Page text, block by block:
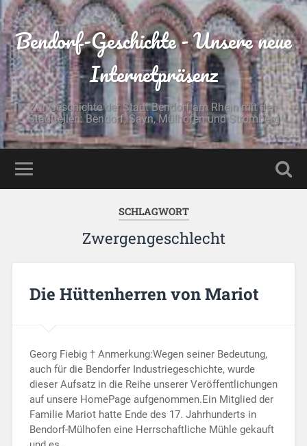
Bendorf-Geschichte - Unsere neue
Internetpräsenz
Zur Geschichte der Stadt Bendorf am Rhein mit den
Stadtteilen: Bendorf, Sayn, Mülhofen und Stromberg
SCHLAGWORT
Zwergengeschlecht
Die Hüttenherren von Mariot
Georg Fiebig † Anmerkung:Wegen seiner Bedeutung,
auch für die Bendorfer Industriegeschichte, wurde
dieser Aufsatz in die Reihe unserer Veröffentlichungen
auf unsere HomePage aufgenommen.Ein Mitglied der
Familie Mariot hatte Ende des 17. Jahrhunderts in
Bendorf-Mülhofen eine Herrschaftliche Mühle gekauft